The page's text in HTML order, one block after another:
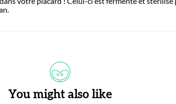
You might also like